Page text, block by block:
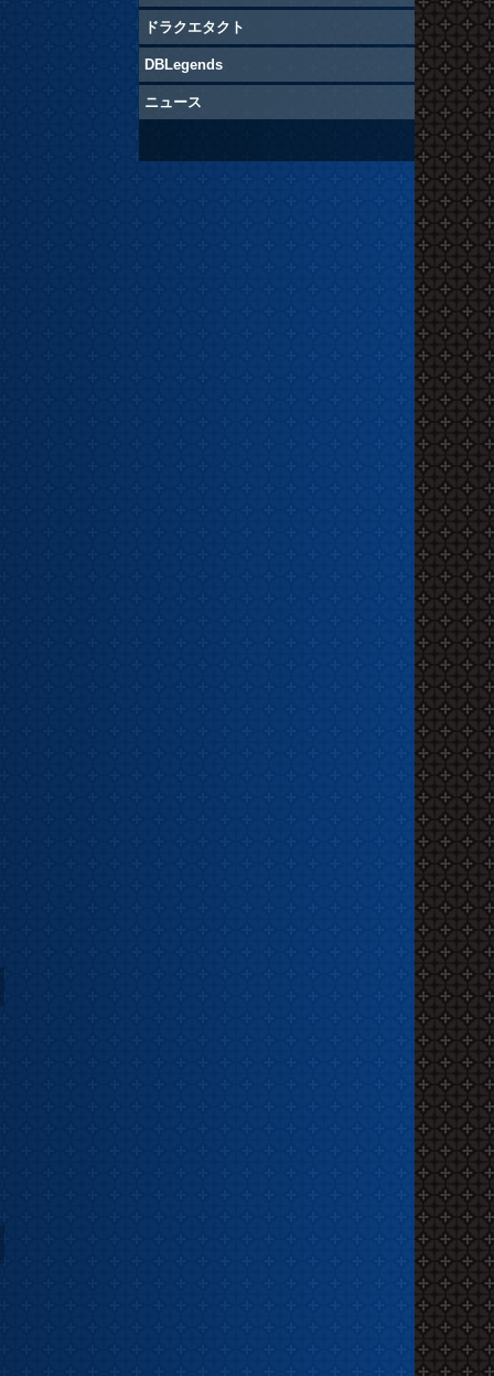
ドラクエタクト
DBLegends
ニュース